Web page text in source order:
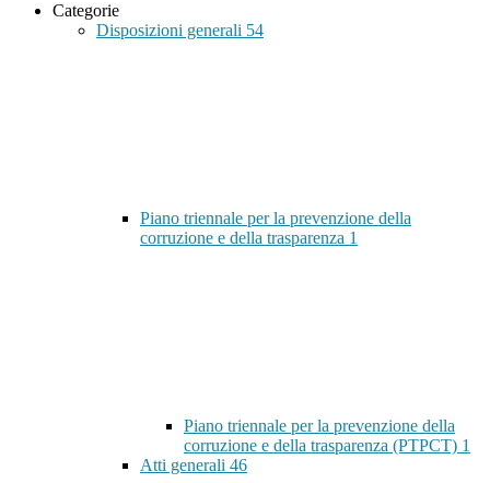
Categorie
Disposizioni generali 54
Piano triennale per la prevenzione della
corruzione e della trasparenza 1
Piano triennale per la prevenzione della
corruzione e della trasparenza (PTPCT) 1
Atti generali 46